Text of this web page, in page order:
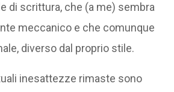
di scrittura, che (a me) sembra
meccanico e che comunque
diverso dal proprio stile.
inesattezze rimaste sono